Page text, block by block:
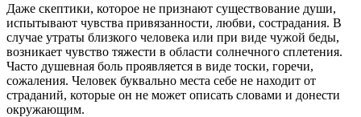
Даже скептики, которое не признают существование души,
испытывают чувства привязанности, любви, сострадания. В
случае утраты близкого человека или при виде чужой беды,
возникает чувство тяжести в области солнечного сплетения.
Часто душевная боль проявляется в виде тоски, горечи,
сожаления. Человек буквально места себе не находит от
страданий, которые он не может описать словами и донести
окружающим.